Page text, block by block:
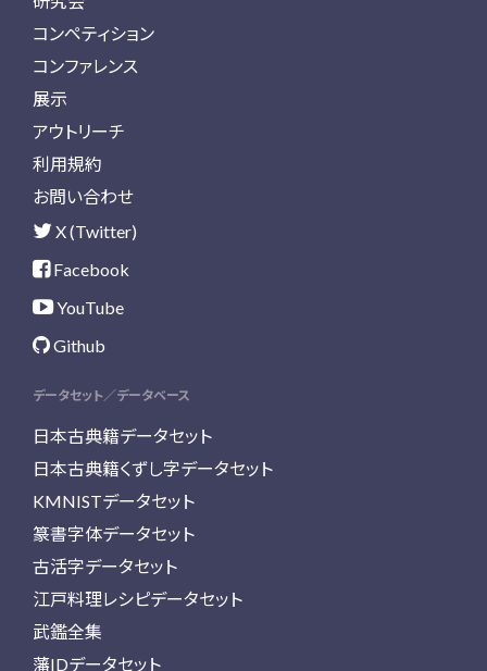
コンペティション
コンファレンス
展示
アウトリーチ
利用規約
お問い合わせ
X (Twitter)
Facebook
YouTube
Github
データセット／データベース
日本古典籍データセット
日本古典籍くずし字データセット
KMNISTデータセット
篆書字体データセット
古活字データセット
江戸料理レシピデータセット
武鑑全集
藩IDデータセット